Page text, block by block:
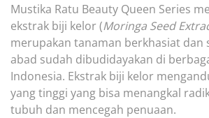
Mustika Ratu Beauty Queen Series
ekstrak biji kelor (Moringa Seed
merupakan tanaman berkhasiat dan
abad sudah dibudidayakan di
Indonesia. Ekstrak biji kelor
yang tinggi yang bisa menangkal
tubuh dan mencegah penuaan.